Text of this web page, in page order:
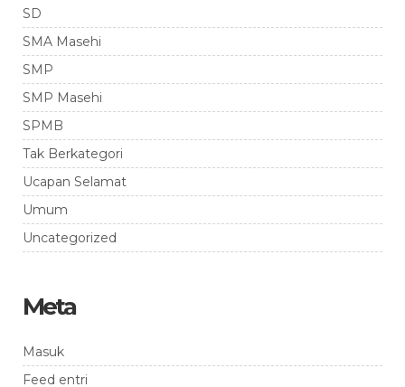
SD
SMA Masehi
SMP
SMP Masehi
SPMB
Tak Berkategori
Ucapan Selamat
Umum
Uncategorized
Meta
Masuk
Feed entri